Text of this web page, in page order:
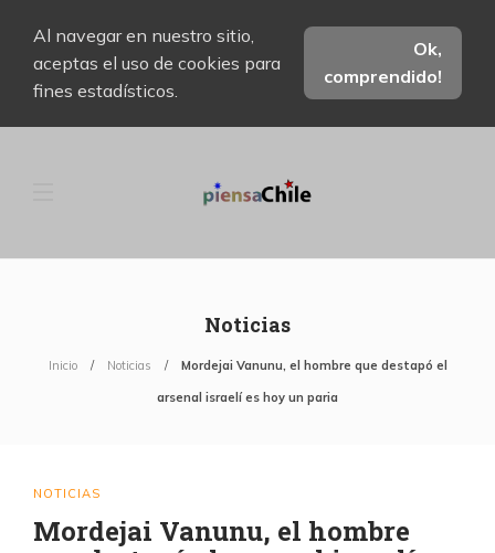
Al navegar en nuestro sitio,
aceptas el uso de cookies para
fines estadísticos.
Ok,
comprendido!
Noticias
Inicio Noticias Mordejai Vanunu, el hombre que destapó el
arsenal israelí es hoy un paria
NOTICIAS
Mordejai Vanunu, el hombre